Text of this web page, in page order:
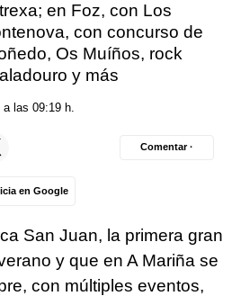
en Foz, con Los
con concurso de
Os Muíños, rock
y más
las 09:19 h.
en Google
Comentar ·
San Juan, la primera gran
y que en A Mariña se
con múltiples eventos,